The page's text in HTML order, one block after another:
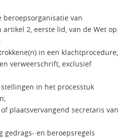
beroepsorganisatie van
2, eerste lid, van de Wet op
in een klachtprocedure;
verweerschrift, exclusief
in het processtuk
plaatsvervangend secretaris van
gedrags- en beroepsregels